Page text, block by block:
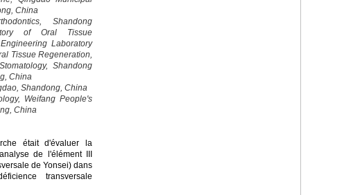
China
Shandong
of Oral Tissue
Laboratory
Tissue Regeneration,
Shandong
China
Shandong, China
Weifang People's
China
était d'évaluer la
de l'élément III
de Yonsei) dans
transversale